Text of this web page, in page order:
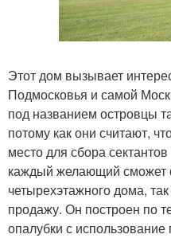
Этот дом вызывает
Подмосковья и самой
под названием островцы
потому как они считают,
место для сбора
каждый желающий сможет
четырехэтажного дома,
продажу. Он построен по
опалубки с